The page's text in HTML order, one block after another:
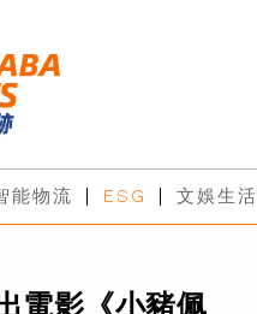
能物流 ESG 文娛生活
電影《小豬佩